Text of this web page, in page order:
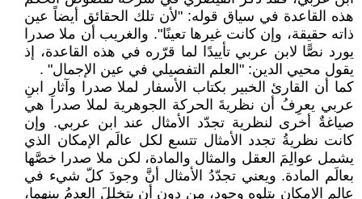
هذه القاعدة في سياق قوله: "لأن تلك الحقائق أيضاً عين
ذاته حقيقة، وإن كانت غيرها تعينًا". والغريب أن ملا صدرا
يورد نصًّا لابن عربي تأييدًا لما قرّره في هذه القاعدة، إذ
يقول محيي الدين: "العلم التفصيلي في عين الإجمال" .
كما أن القارئ الخبير بكتاب الأسفار لملا صدرا وآثارِ ابنِ
عربي يعرِفُ أن نظريةَ الحركة الجوهرية لملا صدرا هي
صياغةٌ أخرى لنظرية تجدّد الأمثال عند ابن عربي. وإن
كانت نظريةُ تجدد الأمثال تتسع لكل عالَم الإمكان الذي
يشمل عوالِمَ العقل والمثال والمادة، لكن ملا صدرا خصَّها
بعالَم المادة. ويعني تجدّدُ الأمثال أنَّ وجودَ كلّ شيء في
عالم الإمكان يتلوه وجود، من دون أن يتخللَ العدمُ بينهما،